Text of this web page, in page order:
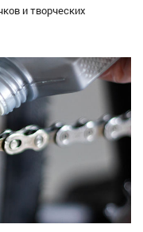
и творческих